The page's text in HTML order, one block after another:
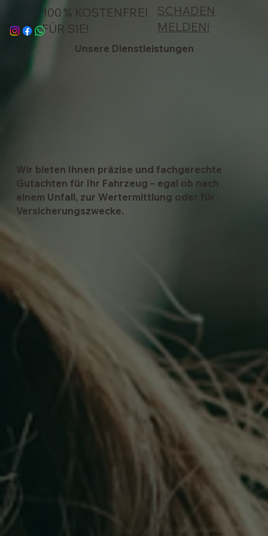
100 % KOSTENFREI
FÜR SIE!
SCHADEN
MELDEN!
Unsere Dienstleistungen
Wir bieten Ihnen präzise und fachgerechte
Gutachten für Ihr Fahrzeug – egal ob nach
einem Unfall, zur Wertermittlung oder für
Versicherungszwecke.